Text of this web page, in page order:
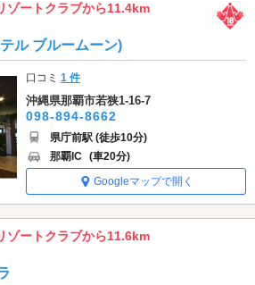
ゾートクラブから11.4km
ル ブルームーン)
口コミ1 件
沖縄県那覇市若狭1-16-7
098-894-8662
県庁前駅 (徒歩10分)
那覇IC (車20分)
Googleマップで開く
ゾートクラブから11.6km